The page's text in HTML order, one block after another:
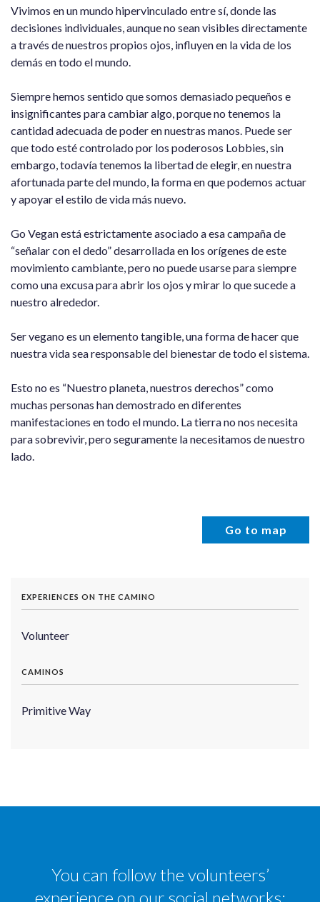
Vivimos en un mundo hipervinculado entre sí, donde las
decisiones individuales, aunque no sean visibles directamente
a través de nuestros propios ojos, influyen en la vida de los
demás en todo el mundo.
Siempre hemos sentido que somos demasiado pequeños e
insignificantes para cambiar algo, porque no tenemos la
cantidad adecuada de poder en nuestras manos. Puede ser
que todo esté controlado por los poderosos Lobbies, sin
embargo, todavía tenemos la libertad de elegir, en nuestra
afortunada parte del mundo, la forma en que podemos actuar
y apoyar el estilo de vida más nuevo.
Go Vegan está estrictamente asociado a esa campaña de
“señalar con el dedo” desarrollada en los orígenes de este
movimiento cambiante, pero no puede usarse para siempre
como una excusa para abrir los ojos y mirar lo que sucede a
nuestro alrededor.
Ser vegano es un elemento tangible, una forma de hacer que
nuestra vida sea responsable del bienestar de todo el sistema.
Esto no es “Nuestro planeta, nuestros derechos” como
muchas personas han demostrado en diferentes
manifestaciones en todo el mundo. La tierra no nos necesita
para sobrevivir, pero seguramente la necesitamos de nuestro
lado.
Go to map
EXPERIENCES ON THE CAMINO
Volunteer
CAMINOS
Primitive Way
You can follow the volunteers’
experience on our social networks: